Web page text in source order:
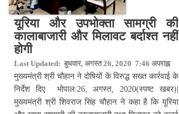
यूरिया और उपभोक्ता सामग्री की
कालाबाजारी और मिलावट बर्दाश्त नहीं
होगी
Last Updated: बुधवार, अगस्त 26, 2020 7:46 अपराह्न
मुख्यमंत्री श्री चौहान ने दोषियों के विरुद्ध सख्त कार्रवाई के
निर्देश दिए भोपाल:26, अगस्त, 2020(स्पष्ट खबर)|
मुख्यमंत्री श्री शिवराज सिंह चौहान ने कहा है कि यूरिया